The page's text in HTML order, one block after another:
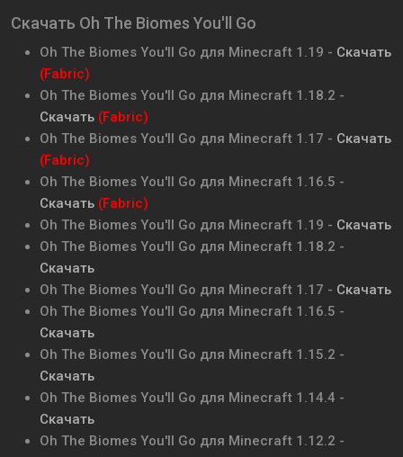
Скачать Oh The Biomes You'll Go
Oh The Biomes You'll Go для Minecraft 1.19 - Скачать
(Fabric)
Oh The Biomes You'll Go для Minecraft 1.18.2 -
Скачать (Fabric)
Oh The Biomes You'll Go для Minecraft 1.17 - Скачать
(Fabric)
Oh The Biomes You'll Go для Minecraft 1.16.5 -
Скачать (Fabric)
Oh The Biomes You'll Go для Minecraft 1.19 - Скачать
Oh The Biomes You'll Go для Minecraft 1.18.2 -
Скачать
Oh The Biomes You'll Go для Minecraft 1.17 - Скачать
Oh The Biomes You'll Go для Minecraft 1.16.5 -
Скачать
Oh The Biomes You'll Go для Minecraft 1.15.2 -
Скачать
Oh The Biomes You'll Go для Minecraft 1.14.4 -
Скачать
Oh The Biomes You'll Go для Minecraft 1.12.2 -